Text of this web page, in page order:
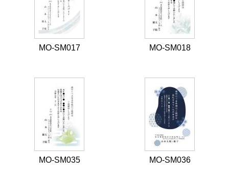
MO-SM017 MO-SM018
MO-SM035 MO-SM036